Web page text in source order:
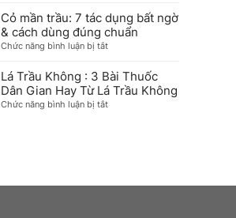
về
loại
“thần
bình
dân
được
mần
trầu
có
gì?
Điểm
danh
hiệu
Cỏ mần trầu: 7 tác dụng bất ngờ
& cách dùng đúng chuẩn
Chức năng bình luận bị tắtở
mần
trầu:
7
Lá Trầu Không : 3 Bài Thuốc
Dân Gian Hay Từ Lá Trầu Không
Chức năng bình luận bị tắtở
Bài